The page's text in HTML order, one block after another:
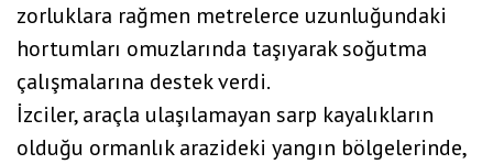
zorluklara rağmen metrelerce uzunluğundaki
hortumları omuzlarında taşıyarak soğutma
çalışmalarına destek verdi.
İzciler, araçla ulaşılamayan sarp kayalıkların
olduğu ormanlık arazideki yangın bölgelerinde,